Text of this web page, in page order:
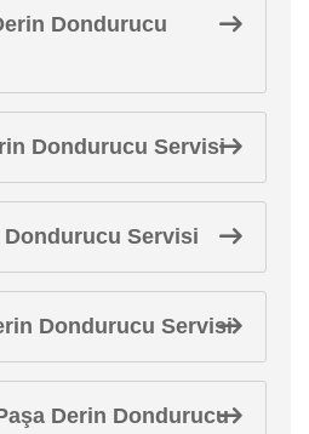
Dondurucu
Dondurucu Servisi
Servisi
Dondurucu Servisi
Derin Dondurucu